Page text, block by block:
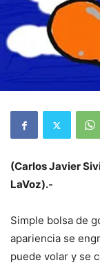
(Carlos Javier
LaVoz).-
Simple bolsa de
apariencia se
puede volar y se